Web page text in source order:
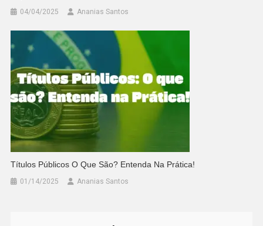
04/04/2025 Ananias Santos
Títulos Públicos O Que São? Entenda Na Prática!
01/14/2025 Ananias Santos